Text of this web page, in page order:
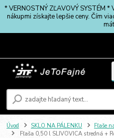
* VERNOSTNÝ ZĽAVOVÝ SYSTÉM
nákupmi získajte lepšie ceny. Čím
Úvod SKLO NA PÁLENKU Fľaše
Fľaša 0,50 l SLIVOVICA stredná +